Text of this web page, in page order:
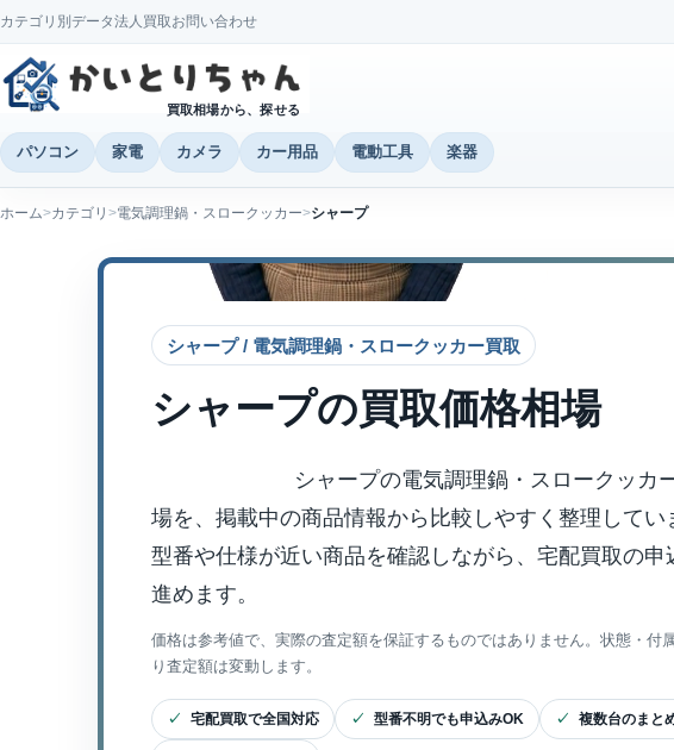
カテゴリ別データ法人買取お問い合わせ
買取相場から、探せる
パソコン 家電 カメラ カー用品 電動工具 楽器
ホーム カテゴリ 電気調理鍋・スロークッカー シャープ
シャープ / 電気調理鍋・スロークッカー買取
シャープの買取価格相場
シャープの電気調理鍋・スロークッカ
場を、掲載中の商品情報から比較しやすく整理してい
型番や仕様が近い商品を確認しながら、宅配買取の申
進めます。
価格は参考値で、実際の査定額を保証するものではありません。状態・付
り査定額は変動します。
宅配買取で全国対応 型番不明でも申込みOK 複数台のまと